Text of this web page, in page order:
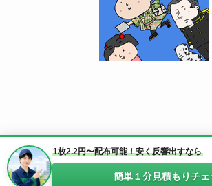
運営者情報 お問い合わせ プライバ
©ポスティング代行.jp.
1枚2.2円〜配布可能！安く反響出すなら
簡単１分見積もりチェ